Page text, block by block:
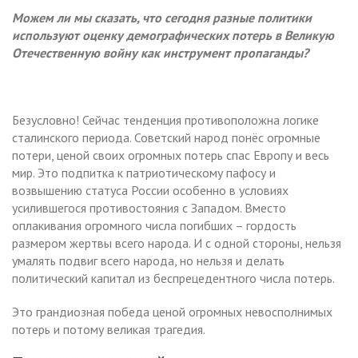
Можем ли мы сказать, что сегодня разные политики
используют оценку демографических потерь в Великую
Отечественную войну как инструмент пропаганды?
Безусловно! Сейчас тенденция противоположна логике
сталинского периода. Советский народ понёс огромные
потери, ценой своих огромных потерь спас Европу и весь
мир. Это подпитка к патриотическому пафосу и
возвышению статуса России особенно в условиях
усилившегося противостояния с Западом. Вместо
оплакивания огромного числа погибших – гордость
размером жертвы всего народа. И с одной стороны, нельзя
умалять подвиг всего народа, но нельзя и делать
политический капитал из беспрецедентного числа потерь.
Это грандиозная победа ценой огромных невосполнимых
потерь и потому великая трагедия.